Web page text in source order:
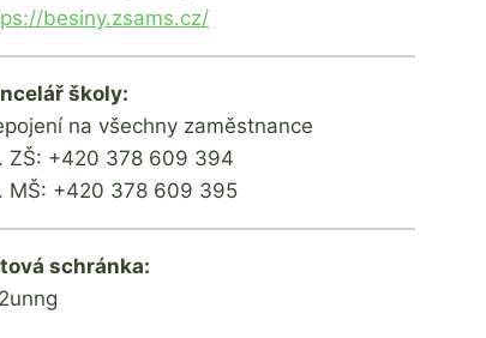
besiny.zsams.cz/
školy:
na všechny zaměstnance
ZŠ: +420 378 609 394
MŠ: +420 378 609 395
schránka: